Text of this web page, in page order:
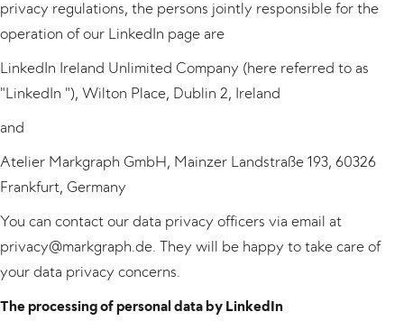
privacy regulations, the persons jointly responsible for the
operation of our LinkedIn page are
LinkedIn Ireland Unlimited Company (here referred to as
"LinkedIn "), Wilton Place, Dublin 2, Ireland
and
Atelier Markgraph GmbH, Mainzer Landstraße 193, 60326
Frankfurt, Germany
You can contact our data privacy officers via email at
privacy@markgraph.de. They will be happy to take care of
your data privacy concerns.
The processing of personal data by LinkedIn